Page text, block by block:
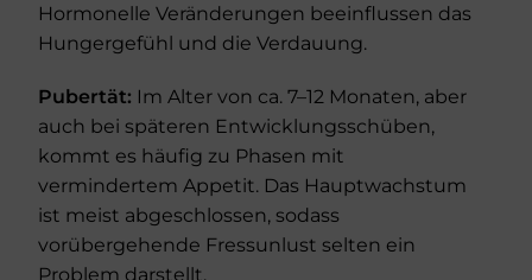
Hormonelle Veränderungen beeinflussen das
Hungergefühl und die Verdauung.
Pubertät: Im Alter von ca. 7–12 Monaten, aber
auch bei späteren Entwicklungsschüben,
kommt es häufig zu Phasen mit
vermindertem Appetit. Das Hauptwachstum
ist meist abgeschlossen, sodass
vorübergehende Fressunlust selten ein
Problem darstellt.